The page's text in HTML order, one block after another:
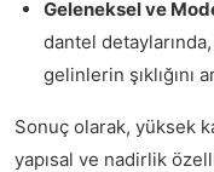
Geleneksel ve
dantel
gelinlerin şıklığını
Sonuç olarak, yüksek
yapısal ve nadirlik